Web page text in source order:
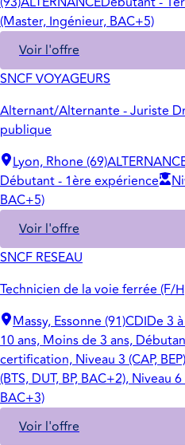
(Master, Ingénieur, BAC+5)
Voir l'offre
SNCF VOYAGEURS
Alternant/Alternante - Juriste
publique
Lyon, Rhone (69)
Débutant - 1ère expérience
BAC+5)
Voir l'offre
SNCF RESEAU
Technicien de la voie ferrée (F/
Massy, Essonne (91)CDIDe 3
10 ans, Moins de 3 ans,
certification, Niveau 3 (CAP,
(BTS, DUT, BP, BAC+2), Niveau
BAC+3)
Voir l'offre